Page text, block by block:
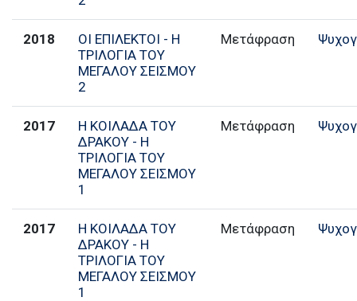
2018
ΟΙ ΕΠΙΛΕΚΤΟΙ - Η
ΤΡΙΛΟΓΙΑ ΤΟΥ
ΜΕΓΑΛΟΥ ΣΕΙΣΜΟΥ
2
Μετάφραση
2017
Η ΚΟΙΛΑΔΑ ΤΟΥ
ΔΡΑΚΟΥ - Η
ΤΡΙΛΟΓΙΑ ΤΟΥ
ΜΕΓΑΛΟΥ ΣΕΙΣΜΟΥ
1
Μετάφραση
2017
Η ΚΟΙΛΑΔΑ ΤΟΥ
ΔΡΑΚΟΥ - Η
ΤΡΙΛΟΓΙΑ ΤΟΥ
ΜΕΓΑΛΟΥ ΣΕΙΣΜΟΥ
1
Μετάφραση